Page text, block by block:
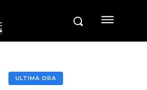
ULTIMA ORA